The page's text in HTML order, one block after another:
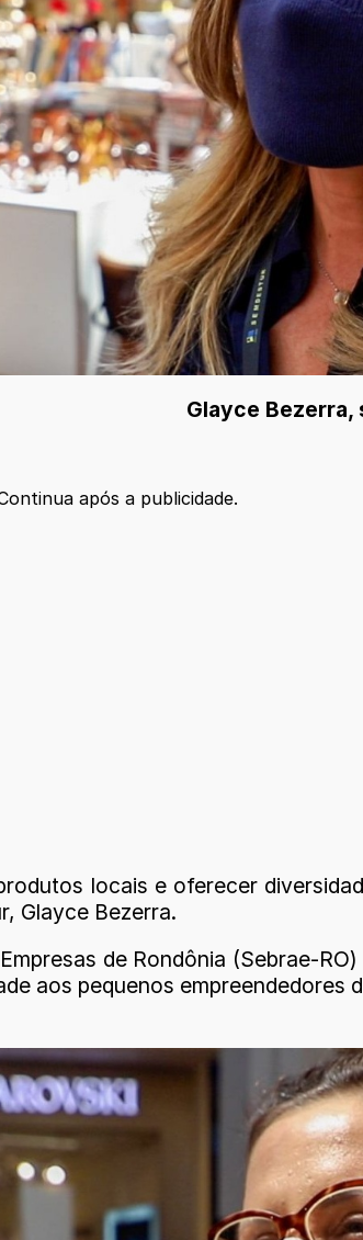
Glayce
após a publicidade.
locais e oferecer
Glayce Bezerra.
de Rondônia (Sebrae-
aos pequenos empreendedores